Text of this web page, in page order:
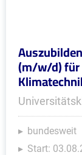
(m/w/d) für
bundesweit
Start: